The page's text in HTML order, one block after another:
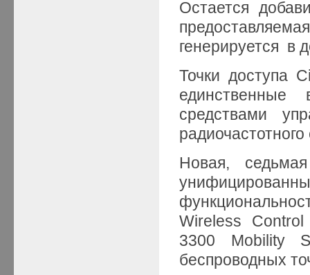
Остается
генерируется в
Точки доступа
средствами
радиочастотного
Новая,
Wireless
3300 Mobility
беспроводных